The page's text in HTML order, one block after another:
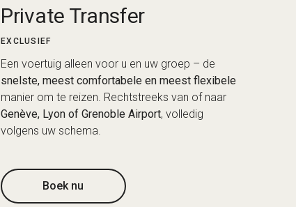
Private Transfer
EXCLUSIEF
Een voertuig alleen voor u en uw groep – de
snelste, meest comfortabele en meest flexibele
manier om te reizen. Rechtstreeks van of naar
Genève, Lyon of Grenoble Airport, volledig
volgens uw schema.
Boek nu